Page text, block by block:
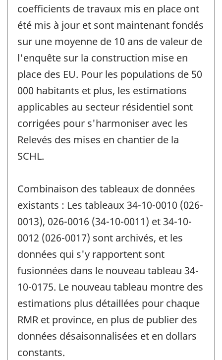
coefficients de travaux mis en place ont
été mis à jour et sont maintenant fondés
sur une moyenne de 10 ans de valeur de
l'enquête sur la construction mise en
place des EU. Pour les populations de 50
000 habitants et plus, les estimations
applicables au secteur résidentiel sont
corrigées pour s'harmoniser avec les
Relevés des mises en chantier de la
SCHL.
Combinaison des tableaux de données
existants : Les tableaux 34-10-0010 (026-
0013), 026-0016 (34-10-0011) et 34-10-
0012 (026-0017) sont archivés, et les
données qui s'y rapportent sont
fusionnées dans le nouveau tableau 34-
10-0175. Le nouveau tableau montre des
estimations plus détaillées pour chaque
RMR et province, en plus de publier des
données désaisonnalisées et en dollars
constants.